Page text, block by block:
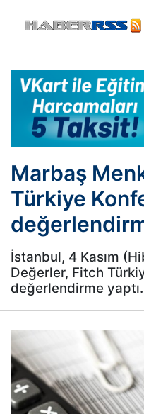
Marbaş
Türkiye
İstanbul, 4 Kasım
Değerler, Fitch
değerlendirme yaptı.